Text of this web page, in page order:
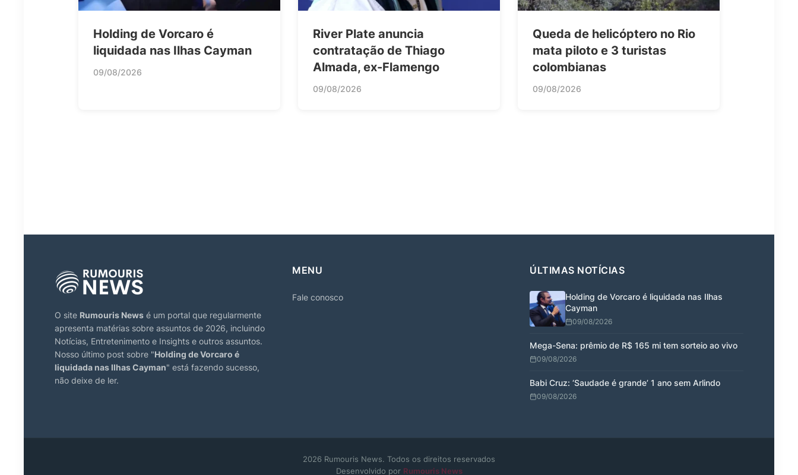
Holding de Vorcaro é
liquidada nas Ilhas Cayman
09/08/2026
River Plate anuncia
contratação de Thiago
Almada, ex-Flamengo
09/08/2026
Queda de helicóptero no Rio
mata piloto e 3 turistas
colombianas
09/08/2026
O site Rumouris News é um portal que regularmente
apresenta matérias sobre assuntos de 2026, incluindo
Notícias, Entretenimento e Insights e outros assuntos.
Nosso último post sobre "Holding de Vorcaro é
liquidada nas Ilhas Cayman" está fazendo sucesso,
não deixe de ler.
MENU
Fale conosco
ÚLTIMAS NOTÍCIAS
Holding de Vorcaro é liquidada nas Ilhas
Cayman
09/08/2026
Mega-Sena: prêmio de R$ 165 mi tem sorteio ao vivo
09/08/2026
Babi Cruz: ‘Saudade é grande’ 1 ano sem Arlindo
09/08/2026
2026 Rumouris News. Todos os direitos reservados
Desenvolvido por Rumouris News